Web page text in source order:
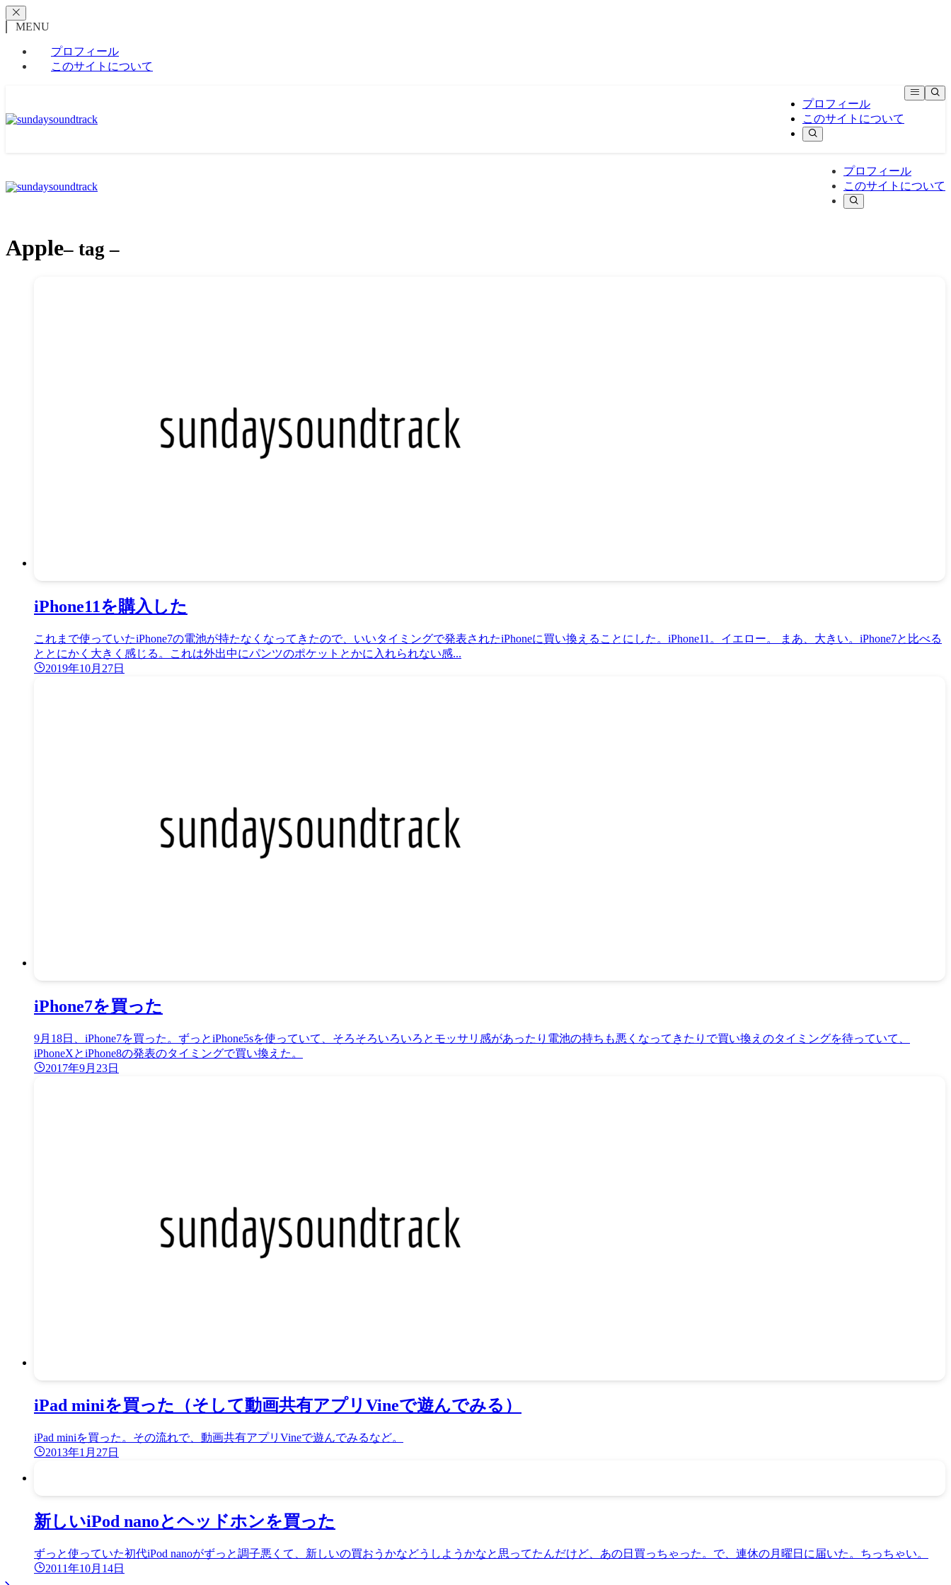
MENU
プロフィール
このサイトについて
プロフィール
このサイトについて
プロフィール
このサイトについて
Apple– tag –
iPhone11を購入した
これまで使っていたiPhone7の電池が持たなくなってきたので、いいタイミングで発表されたiPhoneに買い換えることにした。iPhone11。イエロー。 まあ、大きい。iPhone7と比べる
ととにかく大きく感じる。これは外出中にパンツのポケットとかに入れられない感...
2019年10月27日
iPhone7を買った
9月18日、iPhone7を買った。ずっとiPhone5sを使っていて、そろそろいろいろとモッサリ感があったり電池の持ちも悪くなってきたりで買い換えのタイミングを待っていて、
iPhoneXとiPhone8の発表のタイミングで買い換えた。
2017年9月23日
iPad miniを買った（そして動画共有アプリVineで遊んでみる）
iPad miniを買った。その流れで、動画共有アプリVineで遊んでみるなど。
2013年1月27日
新しいiPod nanoとヘッドホンを買った
ずっと使っていた初代iPod nanoがずっと調子悪くて、新しいの買おうかなどうしようかなと思ってたんだけど、あの日買っちゃった。で、連休の月曜日に届いた。ちっちゃい。
2011年10月14日